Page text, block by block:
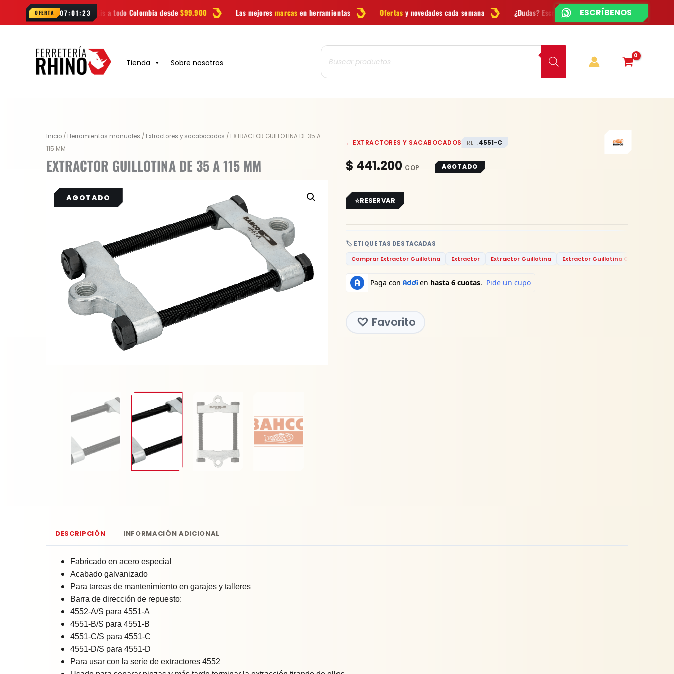
OFERTA 07:01:22
Envío gratis a todo Colombia desde$99.900 Las mejores marcas en herramientas Ofertasy novedades cada semana ¿Dudas? Escríbenos porWhatsApp EnvíoGRATISen Bogotá
¿CHATEAMOS?
Tienda Sobre nosotros
Búsqueda
de
productos
Inicio / Herramientas manuales / Extractores y sacabocados / EXTRACTOR GUILLOTINA DE 35 A
115 MM
EXTRACTOR GUILLOTINA DE 35 A 115 MM
←EXTRACTORES Y SACABOCADOS REF.4551-C
$ 441.200 AGOTADO
🏷️ ETIQUETAS DESTACADAS
Comprar Extractor Guillotina
Extractor Extractor Guillotina Extractor Guillotina Colombia
RESERVAR
Favorito
DESCRIPCIÓN INFORMACIÓN ADICIONAL
Fabricado en acero especial
Acabado galvanizado
Para tareas de mantenimiento en garajes y talleres
Barra de dirección de repuesto:
4552-A/S para 4551-A
4551-B/S para 4551-B
4551-C/S para 4551-C
4551-D/S para 4551-D
Para usar con la serie de extractores 4552